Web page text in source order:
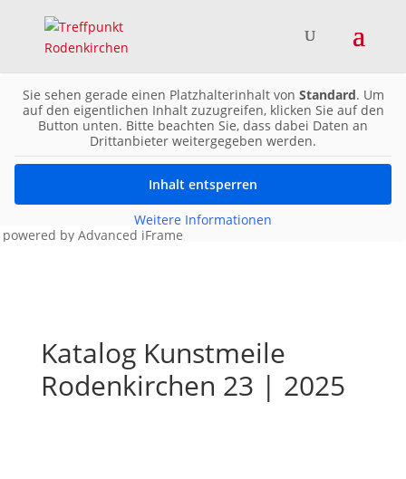
Sie sehen gerade einen Platzhalterinhalt von Standard. Um
auf den eigentlichen Inhalt zuzugreifen, klicken Sie auf den
Button unten. Bitte beachten Sie, dass dabei Daten an
Drittanbieter weitergegeben werden.
Inhalt entsperren
Weitere Informationen
powered by Advanced iFrame
Katalog Kunstmeile
Rodenkirchen 23 | 2025